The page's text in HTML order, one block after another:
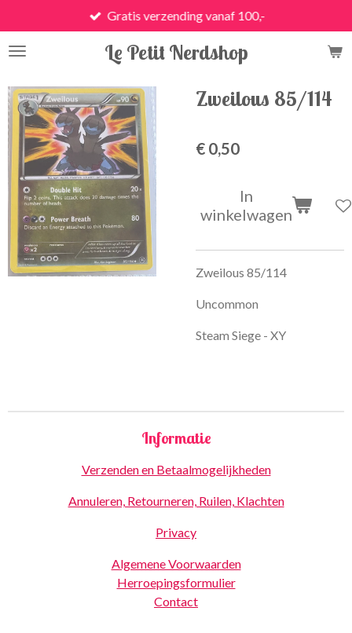
direct
naar
hoofdinhoud
Le Petit Nerdshop
Gratis verzending vanaf 100,-
Zweilous 85/114
€ 0,50
In
winkelwagen
Zweilous 85/114
Uncommon
Steam Siege - XY
Informatie
Verzenden en Betaalmogelijkheden
Annuleren, Retourneren, Ruilen, Klachten
Privacy
Algemene Voorwaarden
Herroepingsformulier
Contact